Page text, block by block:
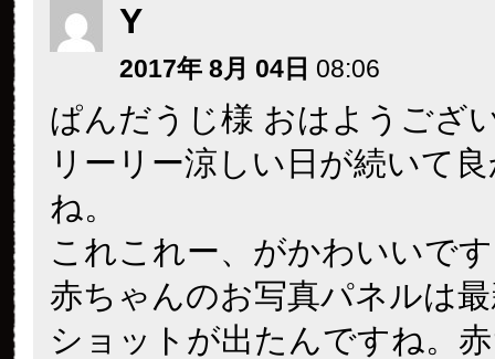
Y
2017年 8月 04日 08:06
ぱんだうじ様 おはようござ
リーリー涼しい日が続いて
ね。
これこれー、がかわいいで
赤ちゃんのお写真パネルは
ショットが出たんですね。